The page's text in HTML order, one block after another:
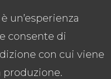
un’esperienza
consente di
con cui viene
produzione.